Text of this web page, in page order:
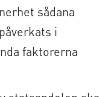
sådana
i
faktorerna